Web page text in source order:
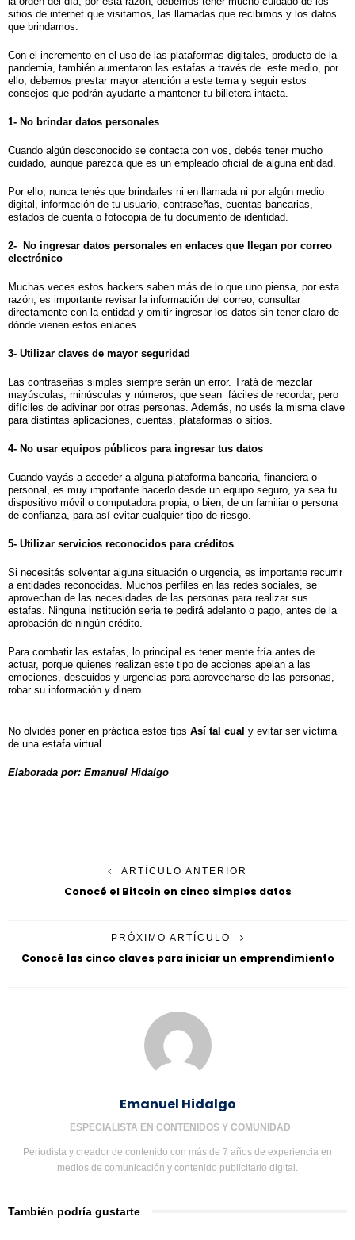
sitios de internet que visitamos, las llamadas que recibimos y los datos
que brindamos.
Con el incremento en el uso de las plataformas digitales, producto de la
pandemia, también aumentaron las estafas a través de este medio, por
ello, debemos prestar mayor atención a este tema y seguir estos
consejos que podrán ayudarte a mantener tu billetera intacta.
1- No brindar datos personales
Cuando algún desconocido se contacta con vos, debés tener mucho
cuidado, aunque parezca que es un empleado oficial de alguna entidad.
Por ello, nunca tenés que brindarles ni en llamada ni por algún medio
digital, información de tu usuario, contraseñas, cuentas bancarias,
estados de cuenta o fotocopia de tu documento de identidad.
2-
No ingresar datos personales en enlaces que llegan por correo
electrónico
Muchas veces estos hackers saben más de lo que uno piensa, por esta
razón, es importante revisar la información del correo, consultar
directamente con la entidad y omitir ingresar los datos sin tener claro de
dónde vienen estos enlaces.
3- Utilizar claves de mayor seguridad
Las contraseñas simples siempre serán un error. Tratá de mezclar
mayúsculas, minúsculas y números, que sean fáciles de recordar, pero
difíciles de adivinar por otras personas. Además, no usés la misma clave
para distintas aplicaciones, cuentas, plataformas o sitios.
4- No usar equipos públicos para ingresar tus datos
Cuando vayás a acceder a alguna plataforma bancaria, financiera o
personal, es muy importante hacerlo desde un equipo seguro, ya sea tu
dispositivo móvil o computadora propia, o bien, de un familiar o persona
de confianza, para así evitar cualquier tipo de riesgo.
5- Utilizar servicios reconocidos para créditos
Si necesitás solventar alguna situación o urgencia, es importante recurrir
a entidades reconocidas. Muchos perfiles en las redes sociales, se
aprovechan de las necesidades de las personas para realizar sus
estafas. Ninguna institución seria te pedirá adelanto o pago, antes de la
aprobación de ningún crédito.
Para combatir las estafas, lo principal es tener mente fría antes de
actuar, porque quienes realizan este tipo de acciones apelan a las
emociones, descuidos y urgencias para aprovecharse de las personas,
robar su información y dinero.
No olvidés poner en práctica estos tips Así tal cual y evitar ser víctima
de una estafa virtual.
Elaborada por: Emanuel Hidalgo
ARTÍCULO ANTERIOR
Conocé el Bitcoin en cinco simples datos
PRÓXIMO ARTÍCULO
Conocé las cinco claves para iniciar un emprendimiento
Emanuel Hidalgo
ESPECIALISTA EN CONTENIDOS Y COMUNIDAD
Periodista y creador de contenido con más de 7 años de experiencia en
medios de comunicación y contenido publicitario digital.
También podría gustarte